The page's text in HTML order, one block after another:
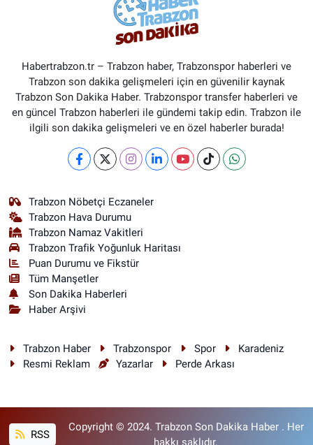
Habertrabzon.tr – Trabzon haber, Trabzonspor haberleri ve
Trabzon son dakika gelişmeleri için en güvenilir kaynak
Trabzon Son Dakika Haber. Trabzonspor transfer haberleri ve
en güncel Trabzon haberleri ile gündemi takip edin. Trabzon ile
ilgili son dakika gelişmeleri ve en özel haberler burada!
Trabzon Nöbetçi Eczaneler
Trabzon Hava Durumu
Trabzon Namaz Vakitleri
Trabzon Trafik Yoğunluk Haritası
Puan Durumu ve Fikstür
Tüm Manşetler
Son Dakika Haberleri
Haber Arşivi
Trabzon Haber Trabzonspor Spor
Karadeniz
Resmi Reklam
Yazarlar Perde Arkası
RSS
Copyright © 2024. Trabzon Son Dakika Haber . Her
hakkı saklıdır.